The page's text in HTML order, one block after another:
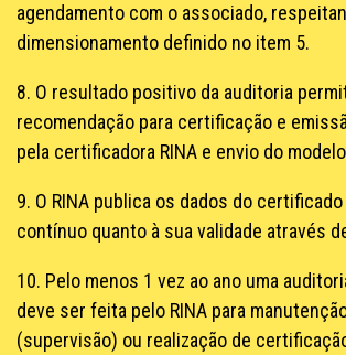
agendamento com o associado,
dimensionamento definido no item 5.
8. O resultado positivo da auditoria
recomendação para certificação e
pela certificadora RINA e envio do
9. O RINA publica os dados do
contínuo quanto à sua validade através
10. Pelo menos 1 vez ao ano uma
deve ser feita pelo RINA para
(supervisão) ou realização de